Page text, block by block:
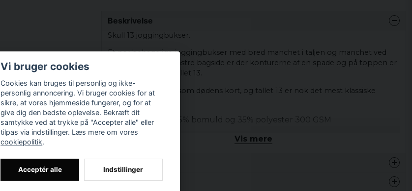
Beskrivelse
Skull 13 joggingbukser.
Et par behagelige joggingbukser med bred manchet i taljen og manchet ved
benenderne. På venstre bagside er der konturerne af en spade og på toppen er
der et kranie med tallet 13.
Spader Es er kendt som dødens kort, og tallet 13 er nok det mest klassiske
uheldsnummer.
Materiale: 65% bomuld og 35% polyester 300 GSM
Kategori: Bløde bukser herre
Størrelser: S, M, L, XL, XXL, 3XL, 4XL og 5XL
Farve: Sort
Vis mere
Anmeldelser (7)
Prishistorik
Vi bruger cookies
Cookies kan bruges til personlig og ikke-
personlig annoncering. Vi bruger cookies for at
sikre, at vores hjemmeside fungerer, og for at
give dig den bedste oplevelse. Bekræft dit
samtykke ved at trykke på "Accepter alle" eller
tilpas via indstillinger. Læs mere om vores
cookiepolitik.
Acceptér alle Indstillinger